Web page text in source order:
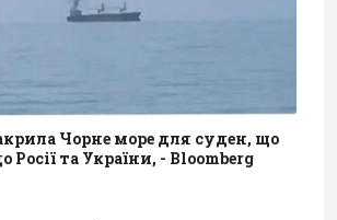
Чорне море для суден, що
та України, - Bloomberg